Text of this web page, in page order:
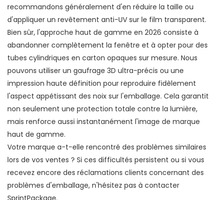
recommandons généralement d'en réduire la taille ou
d'appliquer un revêtement anti-UV sur le film transparent.
Bien sûr, l'approche haut de gamme en 2026 consiste à
abandonner complètement la fenêtre et à opter pour des
tubes cylindriques en carton opaques sur mesure. Nous
pouvons utiliser un gaufrage 3D ultra-précis ou une
impression haute définition pour reproduire fidèlement
l'aspect appétissant des noix sur l'emballage. Cela garantit
non seulement une protection totale contre la lumière,
mais renforce aussi instantanément l'image de marque
haut de gamme.
Votre marque a-t-elle rencontré des problèmes similaires
lors de vos ventes ? Si ces difficultés persistent ou si vous
recevez encore des réclamations clients concernant des
problèmes d'emballage, n'hésitez pas à contacter